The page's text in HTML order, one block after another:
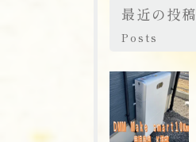
最近の投稿
Posts